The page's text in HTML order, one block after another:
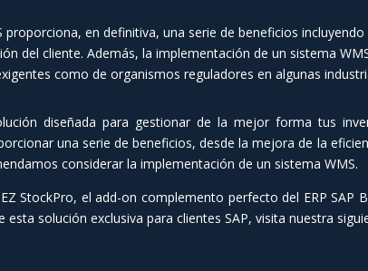
en definitiva, una serie de beneficios
del cliente. Además, la implementación de un sistema
como de organismos reguladores en algunas
diseñada para gestionar de la mejor forma tus
una serie de beneficios, desde la mejora de la
considerar la implementación de un sistema WMS.
StockPro, el add-on complemento perfecto del ERP
solución exclusiva para clientes SAP, visita nuestra